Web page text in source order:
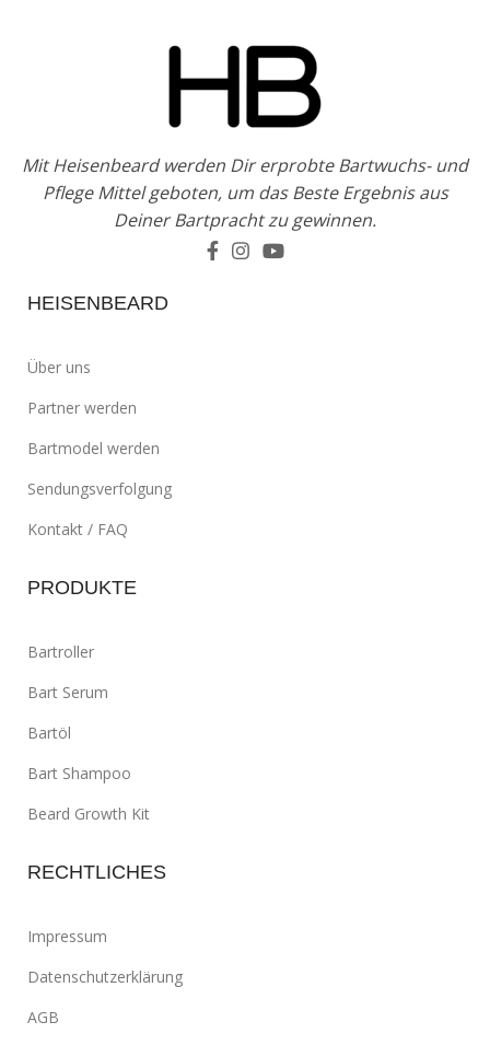
Mit Heisenbeard werden Dir erprobte Bartwuchs- und
Pflege Mittel geboten, um das Beste Ergebnis aus
Deiner Bartpracht zu gewinnen.
HEISENBEARD
Über uns
Partner werden
Bartmodel werden
Sendungsverfolgung
Kontakt / FAQ
PRODUKTE
Bartroller
Bart Serum
Bartöl
Bart Shampoo
Beard Growth Kit
RECHTLICHES
Impressum
Datenschutzerklärung
AGB